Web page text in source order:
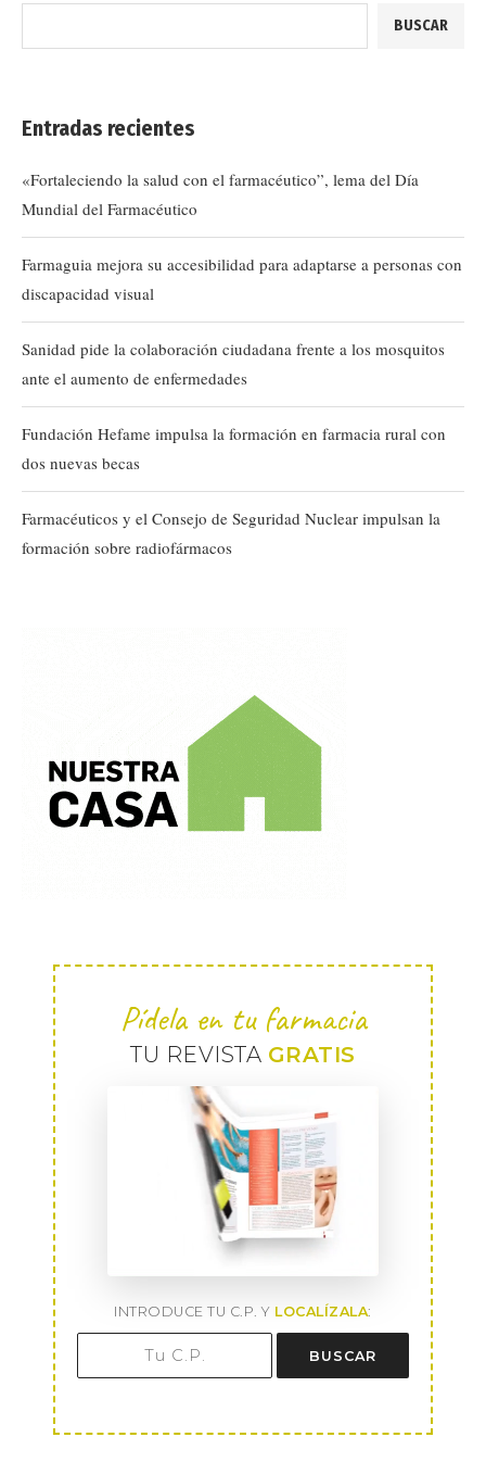
BUSCAR
Entradas recientes
«Fortaleciendo la salud con el farmacéutico”, lema del Día
Mundial del Farmacéutico
Farmaguia mejora su accesibilidad para adaptarse a personas con
discapacidad visual
Sanidad pide la colaboración ciudadana frente a los mosquitos
ante el aumento de enfermedades
Fundación Hefame impulsa la formación en farmacia rural con
dos nuevas becas
Farmacéuticos y el Consejo de Seguridad Nuclear impulsan la
formación sobre radiofármacos
Pídela en tu farmacia
TU REVISTA GRATIS
INTRODUCE TU C.P. Y LOCALÍZALA:
BUSCAR